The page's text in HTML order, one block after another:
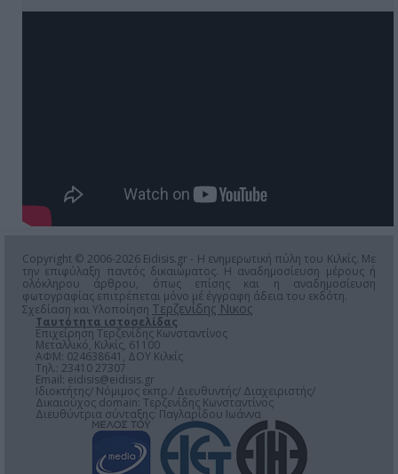
Copyright © 2006-2026 Eidisis.gr - Η ενημερωτική πύλη του Κιλκίς. Με
την επιφύλαξη παντός δικαιώματος. Η αναδημοσίευση μέρους ή
ολόκληρου άρθρου, όπως επίσης και η αναδημοσίευση
φωτογραφίας επιτρέπεται μόνο μέ έγγραφη άδεια του εκδότη.
Σχεδίαση και Υλοποίηση Τερζενίδης Νικος
Ταυτότητα ιστοσελίδας
Επιχείρηση Τερζενίδης Κωνσταντίνος
Μεταλλικό, Κιλκίς, 61100
ΑΦΜ: 024638641, ΔΟΥ Κιλκίς
Τηλ.: 23410 27307
Email: eidisis@eidisis.gr
Ιδιοκτήτης/ Νόμιμος εκπρ./ Διευθυντής/ Διαχειριστής/
Δικαιούχος domain: Τερζενίδης Κωνσταντίνος
Διευθύντρια σύνταξης: Παγλαρίδου Ιωάννα